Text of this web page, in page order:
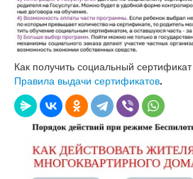
Как получить социальный
Правила выдачи сертификатов.